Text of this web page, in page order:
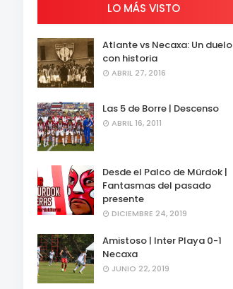
LO MÁS VISTO
Atlante vs Necaxa: Un duelo
con historia
ABRIL 27, 2016
Las 5 de Borre | Descenso
ABRIL 16, 2011
Desde el Palco de Mürdok |
Fantasmas del pasado
presente
DICIEMBRE 24, 2019
Amistoso | Inter Playa 0-1
Necaxa
JUNIO 22, 2019